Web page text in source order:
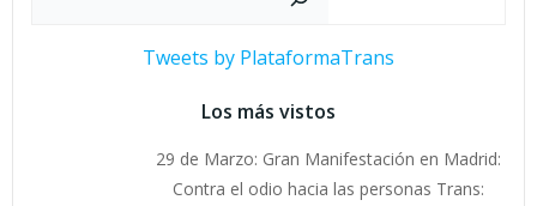
Tweets by PlataformaTrans
Los más vistos
29 de Marzo: Gran Manifestación en Madrid:
Contra el odio hacia las personas Trans: